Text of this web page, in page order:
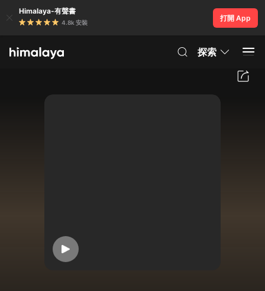
Himalaya-有聲書
4.8k 安裝
打開 App
探索